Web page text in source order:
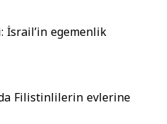
İsrail’in egemenlik
Filistinlilerin evlerine